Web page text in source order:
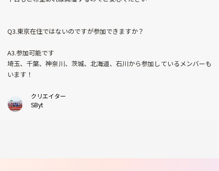
Q3.東京在住ではないのですが参加できますか？
A3.参加可能です
埼玉、千葉、神奈川、茨城、北海道、石川から参加しているメンバーも
います！
クリエイター
SByt